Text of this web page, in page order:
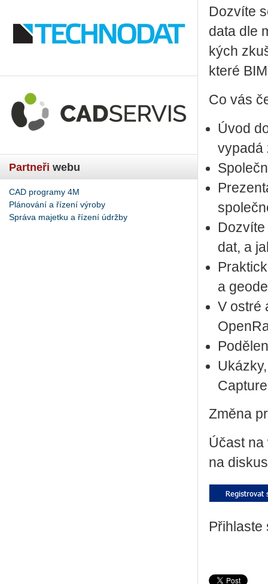
Partneři webu
CAD programy 4M
Plánování a řízení výroby
Správa majetku a řízení údržby
Do­zví­te
data dle
kých
které
Co vás
Úvod
vy­pa­dá
dat, a
a
V ostré
Změna
Účast na
na
Přihlaste